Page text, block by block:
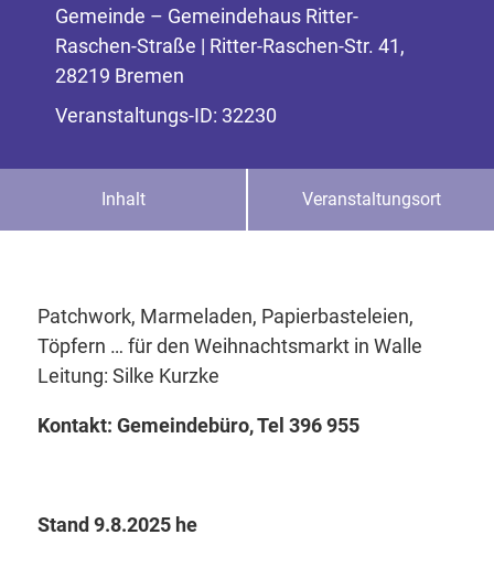
Gemeinde – Gemeindehaus Ritter-
Raschen-Straße | Ritter-Raschen-Str. 41,
28219 Bremen
Veranstaltungs-ID: 32230
Inhalt Veranstaltungsort
Patchwork, Marmeladen, Papierbasteleien,
Töpfern … für den Weihnachtsmarkt in Walle
Leitung: Silke Kurzke
Kontakt: Gemeindebüro, Tel 396 955
Stand 9.8.2025 he